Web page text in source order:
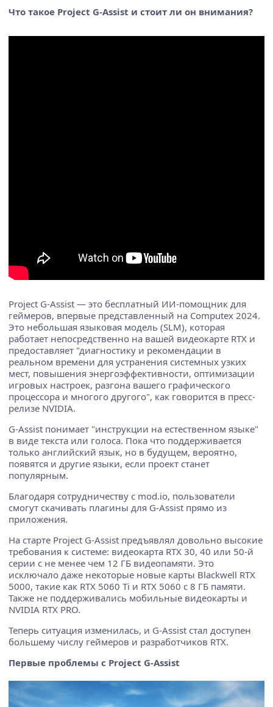
Что такое Project G-Assist и стоит ли он внимания?
Project G-Assist — это бесплатный ИИ-помощник для
геймеров, впервые представленный на Computex 2024.
Это небольшая языковая модель (SLM), которая
работает непосредственно на вашей видеокарте RTX и
предоставляет "диагностику и рекомендации в
реальном времени для устранения системных узких
мест, повышения энергоэффективности, оптимизации
игровых настроек, разгона вашего графического
процессора и многого другого", как говорится в пресс-
релизе NVIDIA.
G-Assist понимает "инструкции на естественном языке"
в виде текста или голоса. Пока что поддерживается
только английский язык, но в будущем, вероятно,
появятся и другие языки, если проект станет
популярным.
Благодаря сотрудничеству с mod.io, пользователи
смогут скачивать плагины для G-Assist прямо из
приложения.
На старте Project G-Assist предъявлял довольно высокие
требования к системе: видеокарта RTX 30, 40 или 50-й
серии с не менее чем 12 ГБ видеопамяти. Это
исключало даже некоторые новые карты Blackwell RTX
5000, такие как RTX 5060 Ti и RTX 5060 с 8 ГБ памяти.
Также не поддерживались мобильные видеокарты и
NVIDIA RTX PRO.
Теперь ситуация изменилась, и G-Assist стал доступен
большему числу геймеров и разработчиков RTX.
Первые проблемы с Project G-Assist